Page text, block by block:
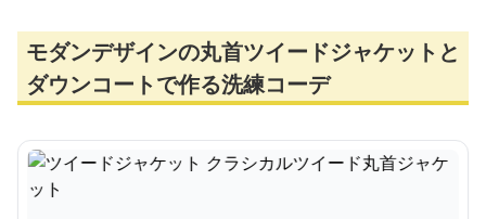
モダンデザインの丸首ツイードジャケットと
ダウンコートで作る洗練コーデ